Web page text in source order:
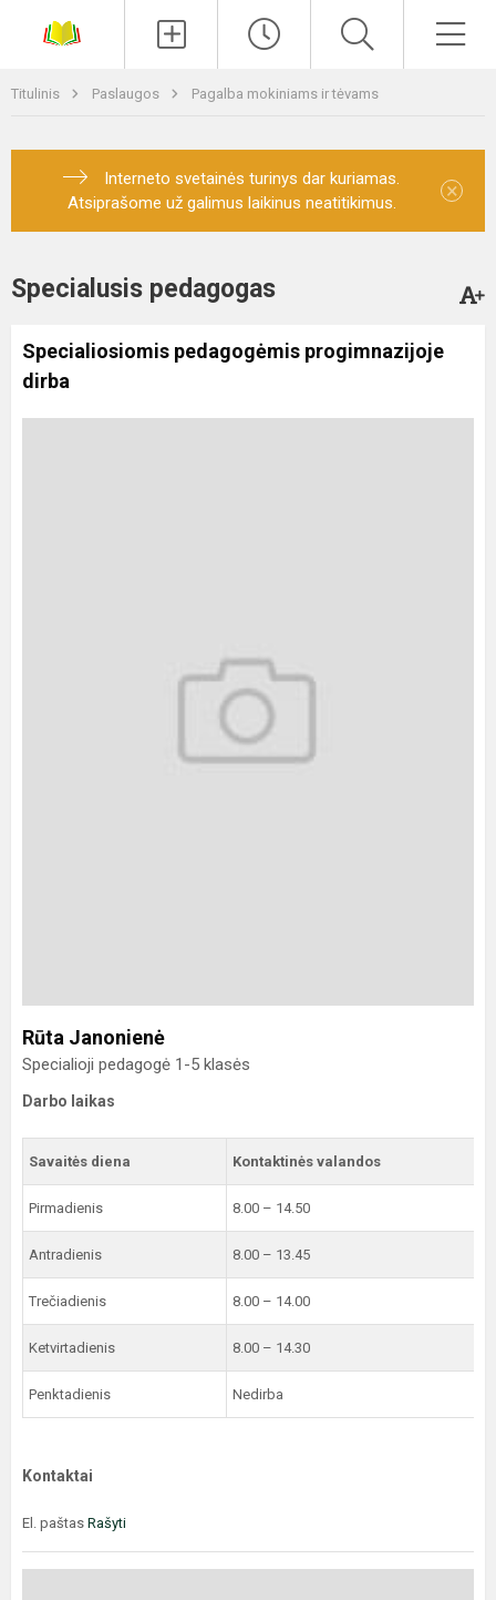
Titulinis Paslaugos Pagalba mokiniams ir tėvams
Interneto svetainės turinys dar kuriamas.
Atsiprašome už galimus laikinus neatitikimus.
×
Specialusis pedagogas
Specialiosiomis pedagogėmis progimnazijoje
dirba
Rūta Janonienė
Specialioji pedagogė 1-5 klasės
Darbo laikas
Savaitės diena Kontaktinės valandos
Pirmadienis 8.00 – 14.50
Antradienis 8.00 – 13.45
Trečiadienis 8.00 – 14.00
Ketvirtadienis 8.00 – 14.30
Penktadienis Nedirba
Kontaktai
El. paštas Rašyti